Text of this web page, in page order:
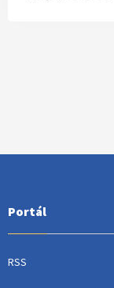
Portál
RSS